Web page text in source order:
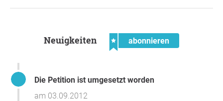
Neuigkeiten abonnieren
Die Petition ist umgesetzt worden
am 03.09.2012